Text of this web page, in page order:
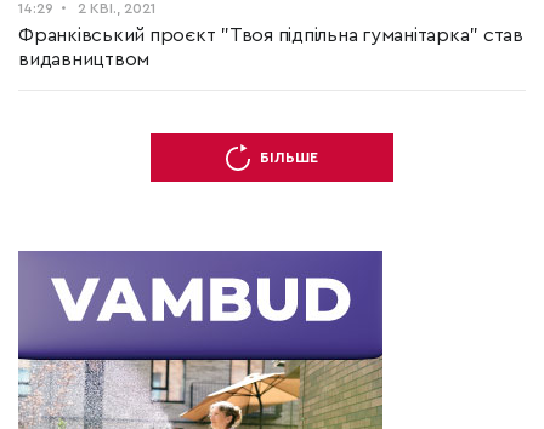
14:29 2 КВІ., 2021
Франківський проєкт "Твоя підпільна гуманітарка" став
видавництвом
БІЛЬШЕ